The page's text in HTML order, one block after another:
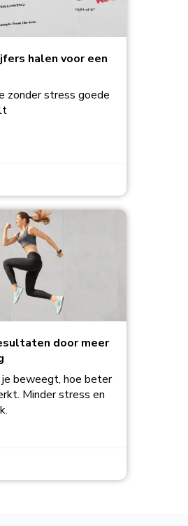
halen voor een
zonder stress goede
door meer
beweegt, hoe beter
Minder stress en